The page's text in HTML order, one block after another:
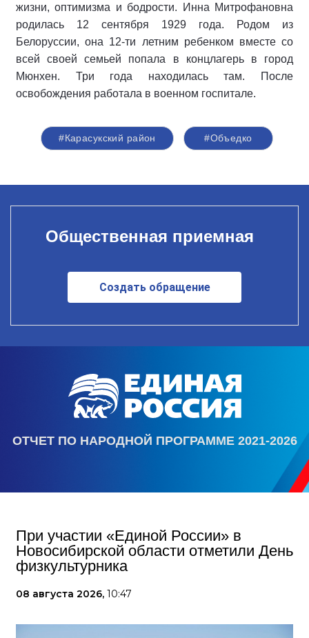
жизни, оптимизма и бодрости. Инна Митрофановна
родилась 12 сентября 1929 года. Родом из
Белоруссии, она 12-ти летним ребенком вместе со
всей своей семьей попала в концлагерь в город
Мюнхен. Три года находилась там. После
освобождения работала в военном госпитале.
#Карасукский район #Объедко
Общественная приемная
Создать обращение
ОТЧЕТ ПО НАРОДНОЙ ПРОГРАММЕ 2021-2026
При участии «Единой России» в
Новосибирской области отметили День
физкультурника
08 августа 2026, 10:47